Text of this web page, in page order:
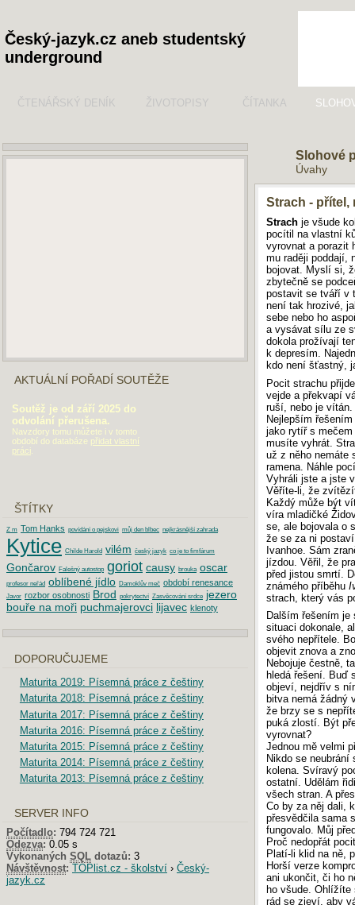
Český-jazyk.cz aneb studentský
underground
ČTENÁŘSKÝ DENÍK ŽIVOTOPISY ČÍTANKA
Slohové
Úvahy
Strach - přítel,
Strach je všude
pocítil na vlastní
vyrovnat a porazit
mu raději poddají,
bojovat. Myslí si,
zbytečně se
postavit se tváří v
není tak hrozivé,
sebe nebo ho
a vysávat sílu ze
dokola prožívají
k depresím.
kdo není šťastný,
Pocit strachu
vejde a překvapí
ruší, nebo je
Nejlepším
jako rytíř s
musíte vyhrát.
už z něho nemáte
ramena. Náhle
Vyhráli jste a jste
Věříte-li, že
Každý může být
víra mladičké
se, ale bojovala o
že se za ni
Ivanhoe. Sám
jízdou. Věřil, že
před jistou smrtí.
známého příběhu
strach, který vás
Dalším řešením
situaci dokonale,
svého nepřítele.
objevit znova a
Nebojuje čestně,
hledá řešení. Buď
objeví, nejdřív s
bitva nemá žádný
že brzy se s
puká zlostí. Být
vyrovnat?
Jednou mě velmi
Nikdo se
kolena. Svíravý
ostatní. Udělám
všech stran. A
Co by za něj dali,
přesvědčila sama
fungovalo. Můj
Proč nedopřát
Platí-li klid na ně,
Horší verze
ani ukončit, či ho
ho všude.
rád se zjeví, aby
AKTUÁLNÍ POŘADÍ SOUTĚŽE
Soutěž je od září 2025 do
odvolání přerušena.
Navzdory tomu můžete i v tomto
období do databáze přidat vlastní
práci
ŠTÍTKY
Z m Tom Hanks povídání o pejskovi můj den blbec nejkrásnější zahrada
Kytice Childe Harold vilém český jazyk co je to fimfárum
Gončarov Falešný autostop goriot causy brouka oscar
profesor neřád oblíbené jídlo Damoklův meč období renesance
Javor rozbor osobnosti Brod pokrytectví Zasvěcování srdce jezero
bouře na moři puchmajerovci lijavec klenoty
DOPORUČUJEME
Maturita 2019: Písemná práce z češtiny
Maturita 2018: Písemná práce z češtiny
Maturita 2017: Písemná práce z češtiny
Maturita 2016: Písemná práce z češtiny
Maturita 2015: Písemná práce z češtiny
Maturita 2014: Písemná práce z češtiny
Maturita 2013: Písemná práce z češtiny
SERVER INFO
Počítadlo: 794 724 721
Odezva: 0.05 s
Vykonaných SQL dotazů: 3
Návštěvnost: TOPlist.cz - školství › Český-
jazyk.cz